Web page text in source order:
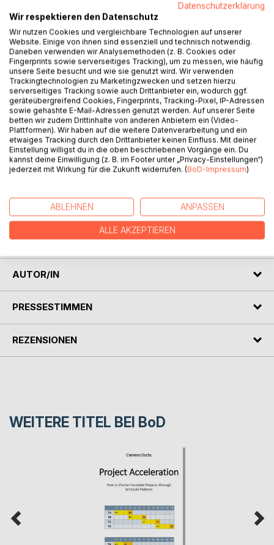
Zehnjahreszeitraum von 2015 bis 2024 in Deutschland
vererbt. Circa 210 Milliarden Euro davon gehen jedes Jahr
von einer Generation auf die nächste über. Es ist auch die
Zeit der Testamentsvollstrecker. Besorgte Eltern, vor allem
aber Besitzer umfangreicher Vermögen – vom
mittelständischen Unternehmen über einen opulenten
Immobilienbesitz bis zur teuren Kunstsammlung –
übergeben ihr Erbe einem Nachlassverwalter. Dieser
Vertraute über den Tod hinaus kann erheblichen, bisweilen
verhängnisvollen Einfluss ausüben. Die Folge sind oft
jahrelange Streitigkeiten, die erst vor Gericht enden. Das
Buch bringt Licht in das Dunkel dieser im Verborgenen
tätigen Vollstrecker. Es soll Erblassern und Erben als
Ratgeber bei der Auswahl eines seriösen Vermögens-
große Mandate oder bekannten Namen wie Hohenzollern,
Mast/Jägermeister, Schickedanz und Tönnies. Ihr Anliegen
sind auch die Erbfälle, die im familiären Umfeld mit Hilfe
eines Testamentsvollstreckers gelöst werden sollen.
AUTOR/IN
PRESSESTIMMEN
REZENSIONEN
WEITERE TITEL BEI BoD
Datenschutzerklärung
Wir respektieren den Datenschutz
Wir nutzen Cookies und vergleichbare Technologien auf unserer
Website. Einige von ihnen sind essenziell und technisch notwendig.
Daneben verwenden wir Analysemethoden (z. B. Cookies oder
Fingerprints sowie serverseitiges Tracking), um zu messen, wie häufig
unsere Seite besucht und wie sie genutzt wird. Wir verwenden
Trackingtechnologien zu Marketingzwecken und setzen hierzu
serverseitiges Tracking sowie auch Drittanbieter ein, wodurch ggf.
geräteübergreifend Cookies, Fingerprints, Tracking-Pixel, IP-Adressen
sowie gehashte E-Mail-Adressen genutzt werden. Auf unserer Seite
betten wir zudem Drittinhalte von anderen Anbietern ein (Video-
Plattformen). Wir haben auf die weitere Datenverarbeitung und ein
etwaiges Tracking durch den Drittanbieter keinen Einfluss. Mit deiner
Einstellung willigst du in die oben beschriebenen Vorgänge ein. Du
kannst deine Einwilligung (z. B. im Footer unter „Privacy-Einstellungen“)
jederzeit mit Wirkung für die Zukunft widerrufen. (BoD-Impressum)
ABLEHNEN ANPASSEN
ALLE AKZEPTIEREN